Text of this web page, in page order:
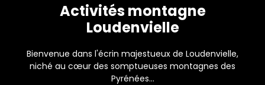
Activités montagne
Loudenvielle
Bienvenue dans l'écrin majestueux de Loudenvielle,
niché au cœur des somptueuses montagnes des
Pyrénées...